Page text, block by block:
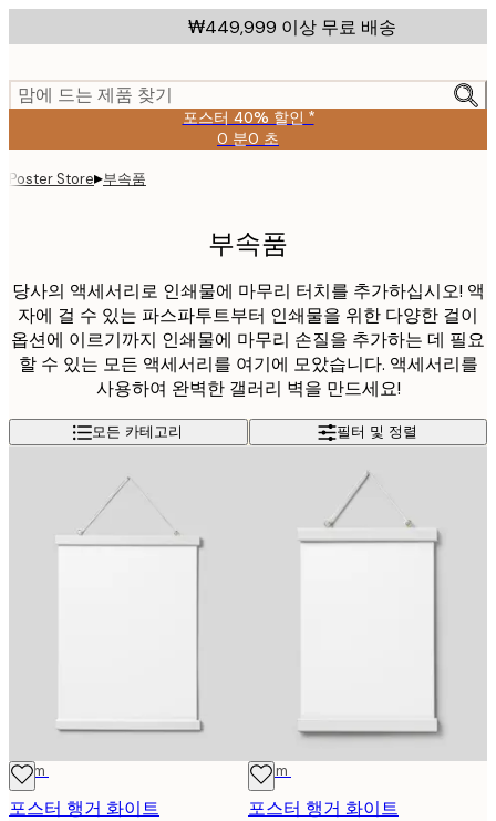
to
content.
₩449,999 이상 무료 배송
맘에 드는 제품 찾기
포스터 40% 할인 *
0 분0 초
유
2026-
08-
Poster Store▸부속품
부속품
당사의 액세서리로 인쇄물에 마무리 터치를 추가하십시오! 액
자에 걸 수 있는 파스파투트부터 인쇄물을 위한 다양한 걸이
옵션에 이르기까지 인쇄물에 마무리 손질을 추가하는 데 필요
할 수 있는 모든 액세서리를 여기에 모았습니다. 액세서리를
사용하여 완벽한 갤러리 벽을 만드세요!
모든 카테고리 필터 및 정렬
31 cm
포스터 행거 화이트
22 cm
포스터 행거 화이트